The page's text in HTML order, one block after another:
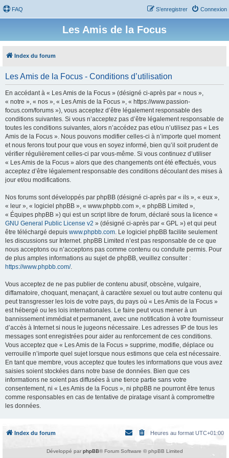
FAQ Connexion
S’enregistrer
Les Amis de la Focus
Index du forum
Les Amis de la Focus - Conditions d’utilisation
En accédant à « Les Amis de la Focus » (désigné ci-après par « nous »,
« notre », « nos », « Les Amis de la Focus », « https://www.passion-
focus.com/forums »), vous acceptez d’être légalement responsable des
conditions suivantes. Si vous n’acceptez pas d’être légalement responsable de
toutes les conditions suivantes, alors n’accédez pas et/ou n’utilisez pas « Les
Amis de la Focus ». Nous pouvons modifier celles-ci à n’importe quel moment
et nous ferons tout pour que vous en soyez informé, bien qu’il soit prudent de
vérifier régulièrement celles-ci par vous-même. Si vous continuez d’utiliser
« Les Amis de la Focus » alors que des changements ont été effectués, vous
acceptez d’être légalement responsable des conditions découlant des mises à
jour et/ou modifications.
Nos forums sont développés par phpBB (désigné ci-après par « ils », « eux »,
« leur », « logiciel phpBB », « www.phpbb.com », « phpBB Limited »,
« Équipes phpBB ») qui est un script libre de forum, déclaré sous la licence «
GNU General Public License v2 » (désigné ci-après par « GPL ») et qui peut
être téléchargé depuis www.phpbb.com. Le logiciel phpBB facilite seulement
les discussions sur Internet. phpBB Limited n’est pas responsable de ce que
nous acceptons ou n’acceptons pas comme contenu ou conduite permis. Pour
de plus amples informations au sujet de phpBB, veuillez consulter :
https://www.phpbb.com/.
Vous acceptez de ne pas publier de contenu abusif, obscène, vulgaire,
diffamatoire, choquant, menaçant, à caractère sexuel ou tout autre contenu qui
peut transgresser les lois de votre pays, du pays où « Les Amis de la Focus »
est hébergé ou les lois internationales. Le faire peut vous mener à un
bannissement immédiat et permanent, avec une notification à votre fournisseur
d’accès à Internet si nous le jugeons nécessaire. Les adresses IP de tous les
messages sont enregistrées pour aider au renforcement de ces conditions.
Vous acceptez que « Les Amis de la Focus » supprime, modifie, déplace ou
verrouille n’importe quel sujet lorsque nous estimons que cela est nécessaire.
En tant que membre, vous acceptez que toutes les informations que vous avez
saisies soient stockées dans notre base de données. Bien que ces
informations ne soient pas diffusées à une tierce partie sans votre
consentement, ni « Les Amis de la Focus », ni phpBB ne pourront être tenus
comme responsables en cas de tentative de piratage visant à compromettre
les données.
Index du forum Heures au format UTC+01:00
Développé par phpBB® Forum Software © phpBB Limited